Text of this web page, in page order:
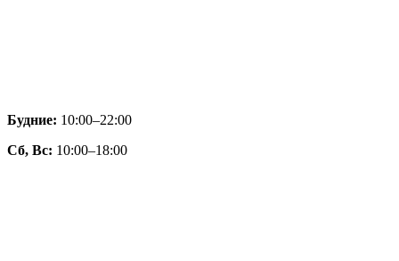
Будние: 10:00–22:00
Сб, Вс: 10:00–18:00